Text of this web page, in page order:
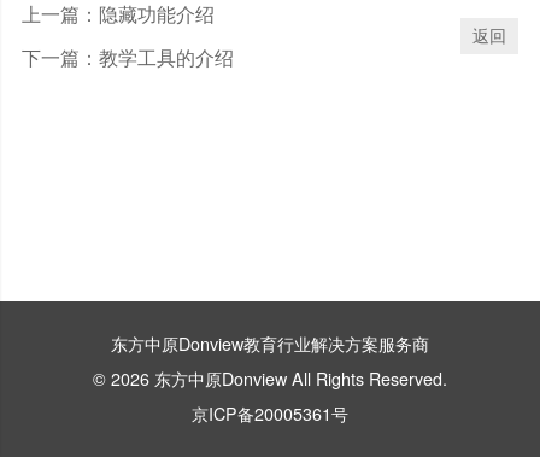
上一篇： 隐藏功能介绍
下一篇： 教学工具的介绍
返回
东方中原Donview教育行业解决方案服务商
© 2026 东方中原Donview All Rights Reserved.
京ICP备20005361号